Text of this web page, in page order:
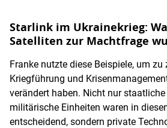
Starlink im Ukrainekrieg:
Satelliten zur Machtfrage
Franke nutzte diese Beispiele, um zu
Kriegführung und
verändert haben. Nicht nur
militärische Einheiten waren in
entscheidend, sondern private